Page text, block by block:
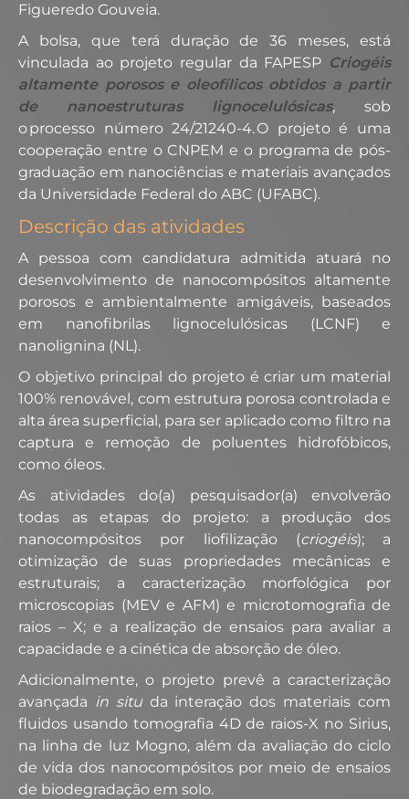
Figueredo Gouveia.
A bolsa, que terá duração de 36 meses, está
vinculada ao projeto regular da FAPESP Criogéis
altamente porosos e oleofílicos obtidos a partir
de nanoestruturas lignocelulósicas, sob
o processo número 24/21240-4. O projeto é uma
cooperação entre o CNPEM e o programa de pós-
graduação em nanociências e materiais avançados
da Universidade Federal do ABC (UFABC).
Descrição das atividades
A pessoa com candidatura admitida atuará no
desenvolvimento de nanocompósitos altamente
porosos e ambientalmente amigáveis, baseados
em nanofibrilas lignocelulósicas (LCNF) e
nanolignina (NL).
O objetivo principal do projeto é criar um material
100% renovável, com estrutura porosa controlada e
alta área superficial, para ser aplicado como filtro na
captura e remoção de poluentes hidrofóbicos,
como óleos.
As atividades do(a) pesquisador(a) envolverão
todas as etapas do projeto: a produção dos
nanocompósitos por liofilização (criogéis); a
otimização de suas propriedades mecânicas e
estruturais; a caracterização morfológica por
microscopias (MEV e AFM) e microtomografia de
raios – X; e a realização de ensaios para avaliar a
capacidade e a cinética de absorção de óleo.
Adicionalmente, o projeto prevê a caracterização
avançada in situda interação dos materiais com
fluidos usando tomografia 4D de raios-X no Sirius,
na linha de luz Mogno, além da avaliação do ciclo
de vida dos nanocompósitos por meio de ensaios
de biodegradação em solo.